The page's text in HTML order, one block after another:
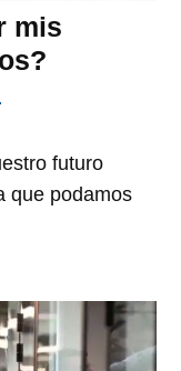
mis
futuro
que podamos